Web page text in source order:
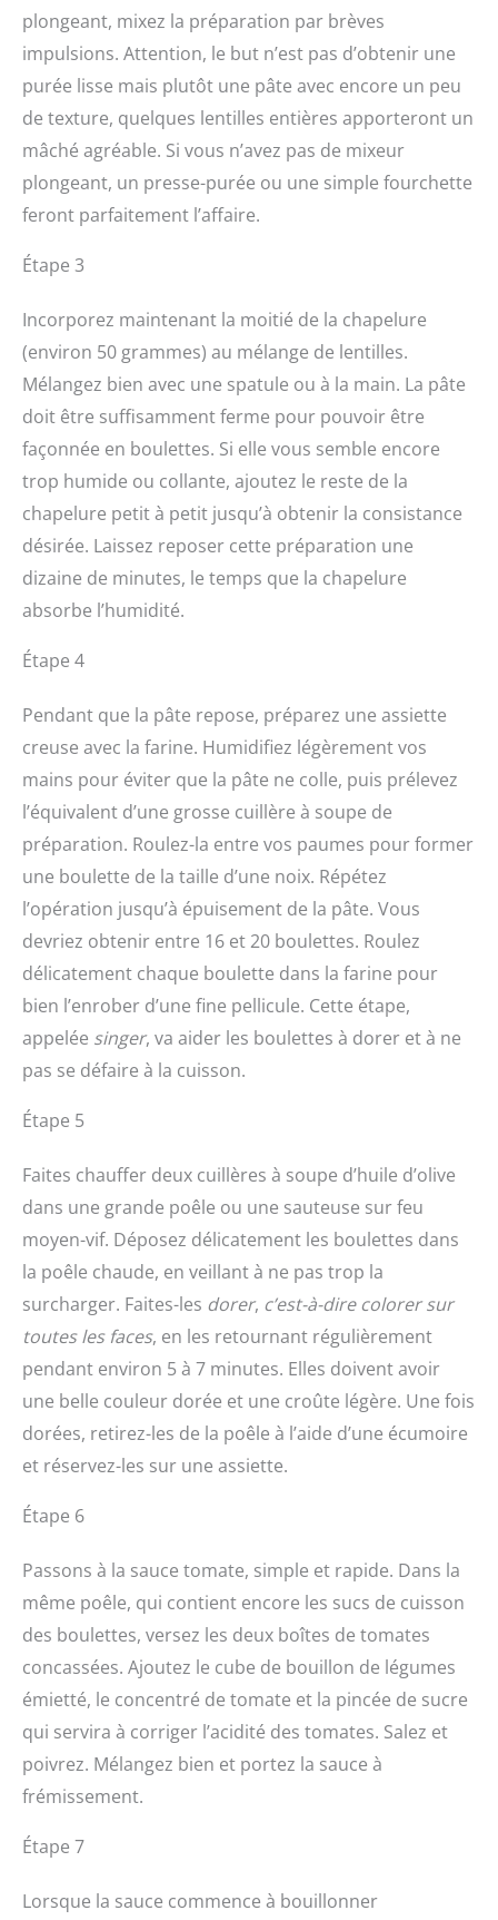
plongeant, mixez la préparation par brèves
impulsions. Attention, le but n’est pas d’obtenir une
purée lisse mais plutôt une pâte avec encore un peu
de texture, quelques lentilles entières apporteront un
mâché agréable. Si vous n’avez pas de mixeur
plongeant, un presse-purée ou une simple fourchette
feront parfaitement l’affaire.
Étape 3
Incorporez maintenant la moitié de la chapelure
(environ 50 grammes) au mélange de lentilles.
Mélangez bien avec une spatule ou à la main. La pâte
doit être suffisamment ferme pour pouvoir être
façonnée en boulettes. Si elle vous semble encore
trop humide ou collante, ajoutez le reste de la
chapelure petit à petit jusqu’à obtenir la consistance
désirée. Laissez reposer cette préparation une
dizaine de minutes, le temps que la chapelure
absorbe l’humidité.
Étape 4
Pendant que la pâte repose, préparez une assiette
creuse avec la farine. Humidifiez légèrement vos
mains pour éviter que la pâte ne colle, puis prélevez
l’équivalent d’une grosse cuillère à soupe de
préparation. Roulez-la entre vos paumes pour former
une boulette de la taille d’une noix. Répétez
l’opération jusqu’à épuisement de la pâte. Vous
devriez obtenir entre 16 et 20 boulettes. Roulez
délicatement chaque boulette dans la farine pour
bien l’enrober d’une fine pellicule. Cette étape,
appelée singer, va aider les boulettes à dorer et à ne
pas se défaire à la cuisson.
Étape 5
Faites chauffer deux cuillères à soupe d’huile d’olive
dans une grande poêle ou une sauteuse sur feu
moyen-vif. Déposez délicatement les boulettes dans
la poêle chaude, en veillant à ne pas trop la
surcharger. Faites-les dorer, c’est-à-dire colorer sur
toutes les faces, en les retournant régulièrement
pendant environ 5 à 7 minutes. Elles doivent avoir
une belle couleur dorée et une croûte légère. Une fois
dorées, retirez-les de la poêle à l’aide d’une écumoire
et réservez-les sur une assiette.
Étape 6
Passons à la sauce tomate, simple et rapide. Dans la
même poêle, qui contient encore les sucs de cuisson
des boulettes, versez les deux boîtes de tomates
concassées. Ajoutez le cube de bouillon de légumes
émietté, le concentré de tomate et la pincée de sucre
qui servira à corriger l’acidité des tomates. Salez et
poivrez. Mélangez bien et portez la sauce à
frémissement.
Étape 7
Lorsque la sauce commence à bouillonner